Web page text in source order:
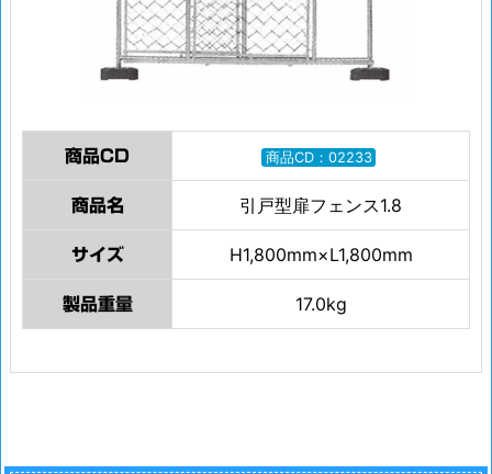
商品CD 商品CD：02233
商品名 引戸型扉フェンス1.8
サイズ H1,800mm×L1,800mm
製品重量 17.0kg